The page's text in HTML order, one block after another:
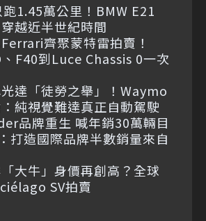
1.45萬公里！BMW E21
越近半世紀時間
齊聚蒙特雷拍賣！
F40到Luce Chassis 0一次
達「徒勞之舉」！Waymo
純視覺難達真正自動駕駛
品牌重生 喊年銷30萬輛目
打造國際品牌半數銷量來自
大牛」身價再創高？全球
SV拍賣